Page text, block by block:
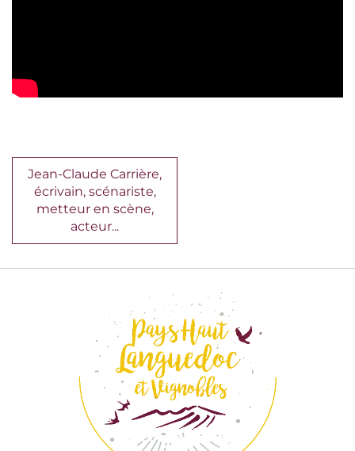
Jean-Claude Carrière,
écrivain, scénariste,
metteur en scène,
acteur...